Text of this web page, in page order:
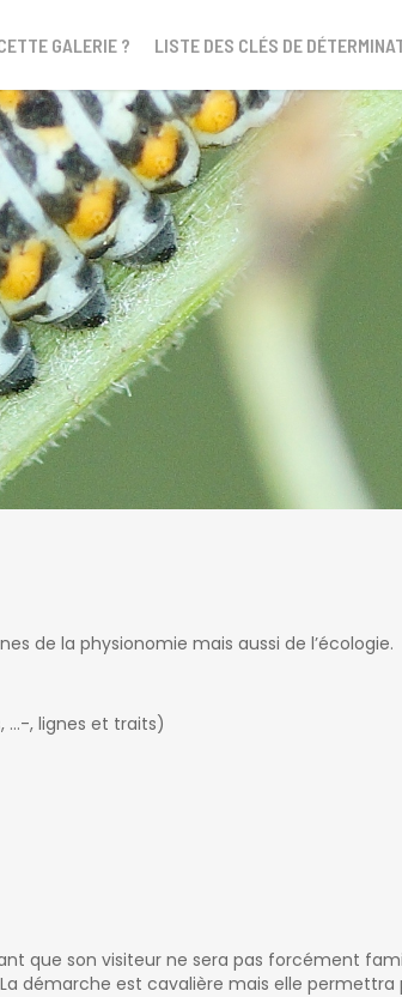
GALERIE ? LISTE DES CLÉS DE
de la physionomie mais aussi de l’écologie.
…-, lignes et traits)
que son visiteur ne sera pas forcément
démarche est cavalière mais elle